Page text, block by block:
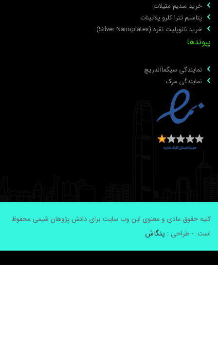
خرید سدیم متیلات
پتاسیم تترا کلرو پلاتینات
خرید نانوپلیت نقره (Silver Nanoplates)
نمایندگی سیگماآلدریچ
نمایندگی مرک
حقوق مادی و معنوی این وب سایت برای دانش پژوهان شیمی محفوظ
- طراحی :پنگاش